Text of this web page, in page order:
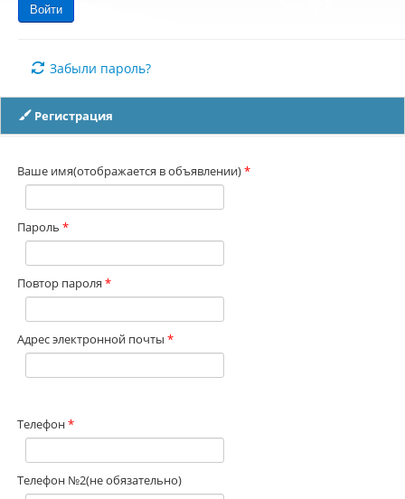
Забыли пароль?
Регистрация
Ваше имя(отображается в объявлении)*
Пароль *
Повтор пароля *
Адрес электронной почты *
Телефон*
Телефон №2(не обязательно)